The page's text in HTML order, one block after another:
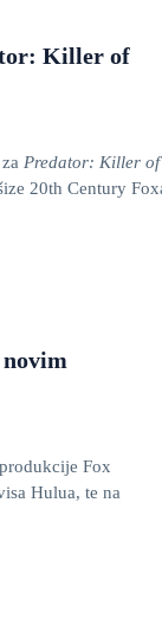
Killer of
Predator: Killer of
20th Century
Fox
Hulua, te na